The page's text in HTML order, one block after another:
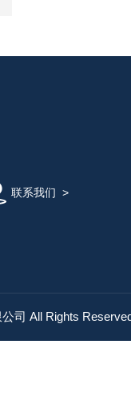
联系我们 >
公司 All Rights